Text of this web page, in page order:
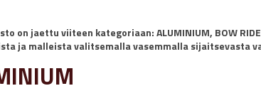
on jaettu viiteen kategoriaan: ALUMINIUM, BOW
ja malleista valitsemalla vasemmalla sijaitsevasta